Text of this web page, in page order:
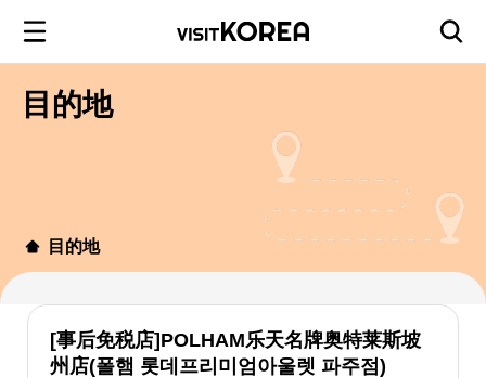
目的地
目的地
[事后免税店]POLHAM乐天名牌奥特莱斯坡
州店(폴햄 롯데프리미엄아울렛 파주점)